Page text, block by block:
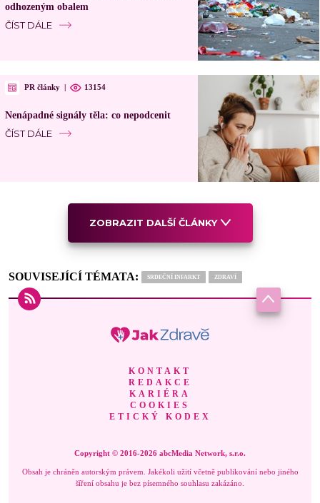
odhozeným obalem
ČÍST DÁLE
PR články 13154
Nenápadné signály těla: co nepodcenit
ČÍST DÁLE
ZOBRAZIT DALŠÍ ČLÁNKY
SOUVISEJÍCÍ TÉMATA: SRDEČNÍ INFARKT ZDRAVÍ
KONTAKT
REDAKCE
KARIÉRA
COOKIES
ETICKÝ KODEX
Copyright © 2016-2026 abcMedia Network, s.r.o.
Obsah je chráněn autorským právem. Jakékoli užití včetně publikování nebo jiného
šíření obsahu je bez písemného souhlasu zakázáno.